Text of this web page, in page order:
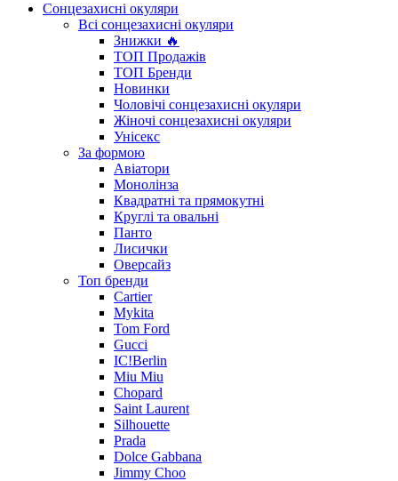
Сонцезахисні окуляри
Всі сонцезахисні окуляри
Знижки 🔥
ТОП Продажів
ТОП Бренди
Новинки
Чоловічі сонцезахисні окуляри
Жіночі сонцезахисні окуляри
Унісекс
За формою
Авіатори
Монолінза
Квадратні та прямокутні
Круглі та овальні
Панто
Лисички
Оверсайз
Топ бренди
Cartier
Mykita
Tom Ford
Gucci
IC!Berlin
Miu Miu
Chopard
Saint Laurent
Silhouette
Prada
Dolce Gabbana
Jimmy Choo